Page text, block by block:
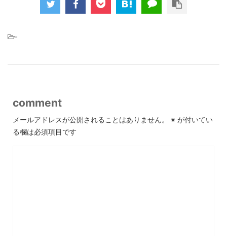
-
comment
メールアドレスが公開されることはありません。 ※ が付いてい
る欄は必須項目です